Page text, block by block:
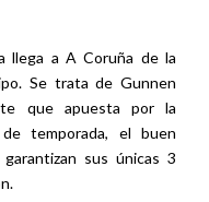
llega a A Coruña de la
Se trata de Gunnen
que apuesta por la
temporada, el buen
sus únicas 3